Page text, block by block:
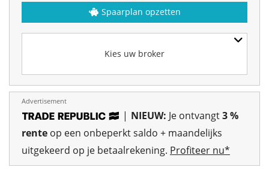
Kies uw broker
Spaarplan opzetten
Advertisement
| NIEUW: Je ontvangt3 %
rente op een onbeperkt saldo + maandelijks
uitgekeerd op je betaalrekening. Profiteer nu*